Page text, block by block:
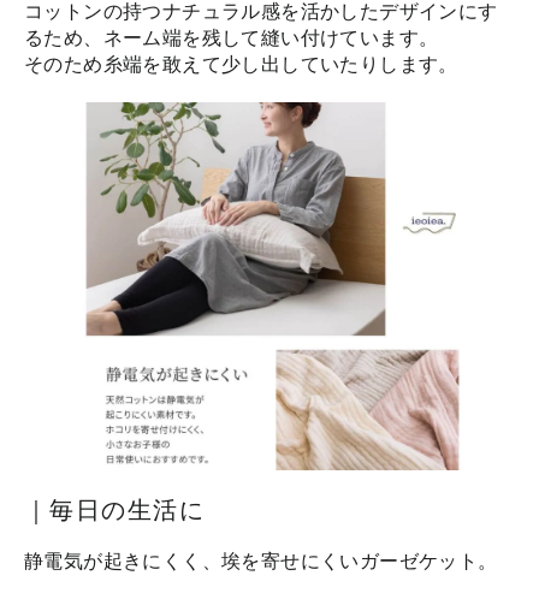
コットンの持つナチュラル感を活かしたデザインにす
るため、ネーム端を残して縫い付けています。
そのため糸端を敢えて少し出していたりします。
｜毎日の生活に
静電気が起きにくく、埃を寄せにくいガーゼケット。